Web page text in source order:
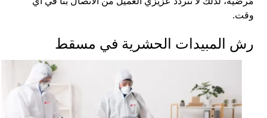
وقت.
رش المبيدات الحشرية في مسقط